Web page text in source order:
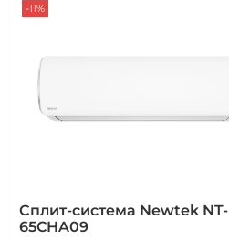
-11%
Сплит-система Newtek NT-
65CHA09